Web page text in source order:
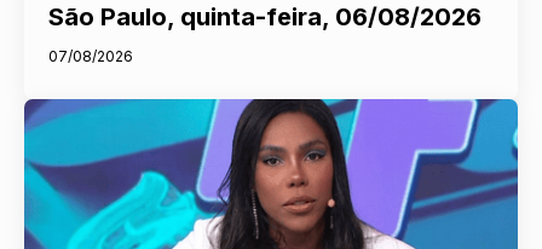
São Paulo, quinta-feira, 06/08/2026
07/08/2026